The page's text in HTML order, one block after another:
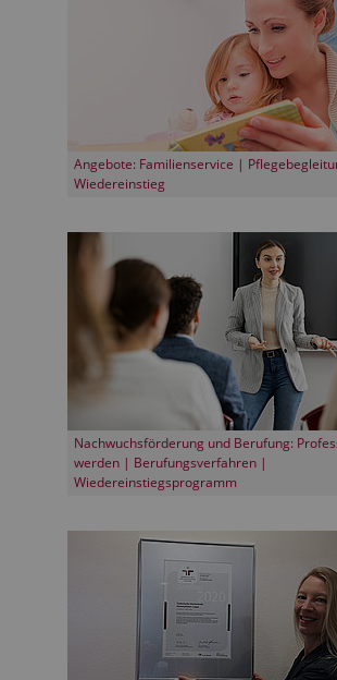
Angebote: Familienservice |
Wiedereinstieg
Nachwuchsförderung und Berufung:
werden | Berufungsverfahren |
Wiedereinstiegsprogramm